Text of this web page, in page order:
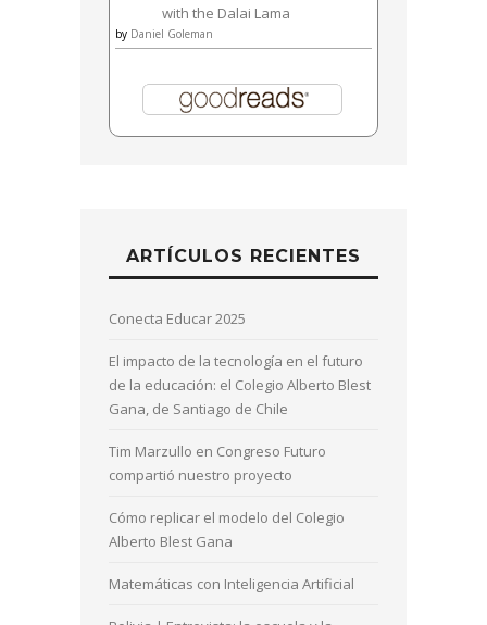
with the Dalai Lama
by Daniel Goleman
ARTÍCULOS RECIENTES
Conecta Educar 2025
El impacto de la tecnología en el futuro
de la educación: el Colegio Alberto Blest
Gana, de Santiago de Chile
Tim Marzullo en Congreso Futuro
compartió nuestro proyecto
Cómo replicar el modelo del Colegio
Alberto Blest Gana
Matemáticas con Inteligencia Artificial